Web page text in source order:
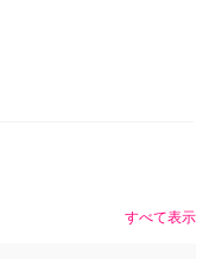
すべて表示